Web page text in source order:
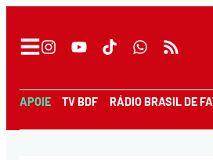
APOIE TV BDF RÁDIO BRASIL DE